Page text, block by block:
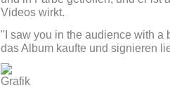
Videos wirkt.
"I saw you in the audience with a
das Album kaufte und signieren